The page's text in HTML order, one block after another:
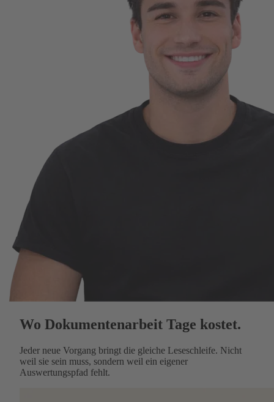
Wo Dokumentenarbeit Tage kostet.
Jeder neue Vorgang bringt die gleiche Leseschleife. Nicht
weil sie sein muss, sondern weil ein eigener
Auswertungspfad fehlt.